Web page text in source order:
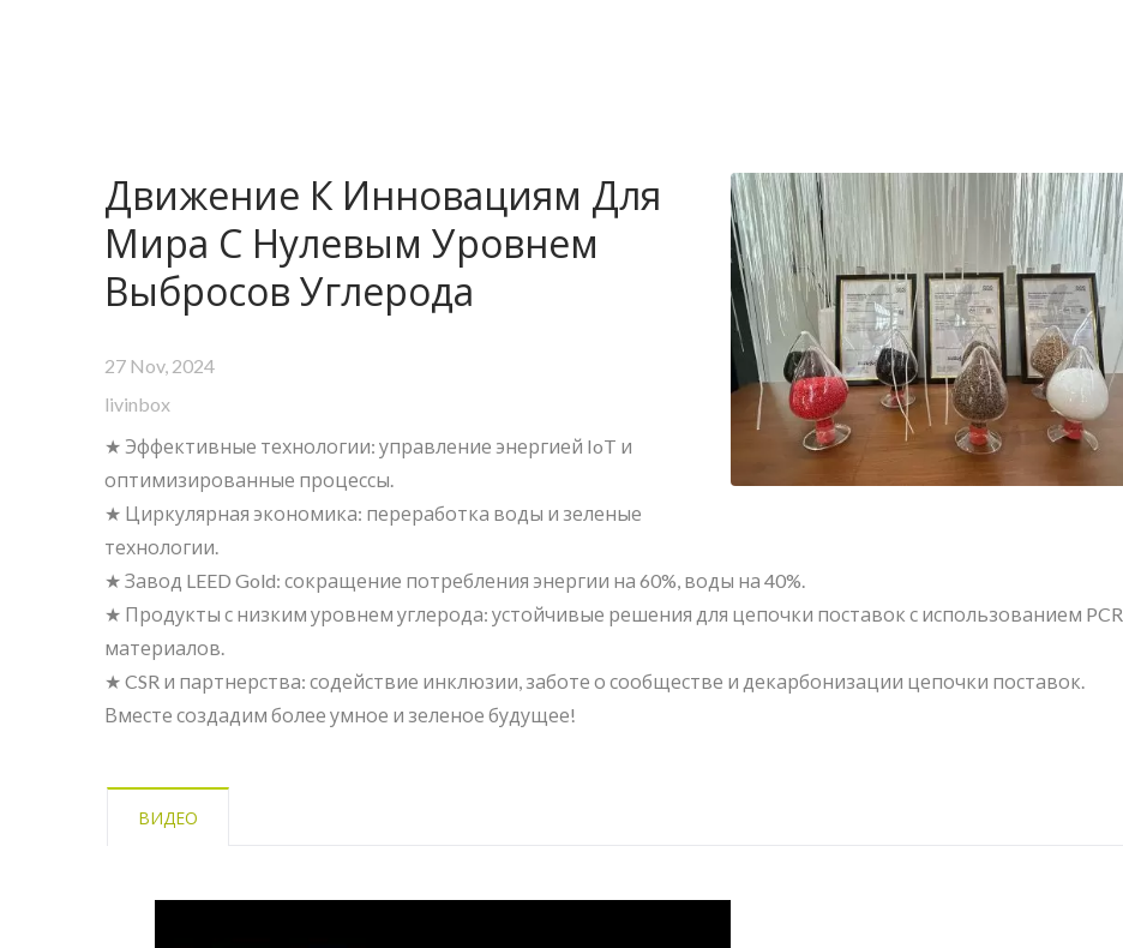
Движение К Инновациям Для
Мира С Нулевым Уровнем
Выбросов Углерода
27 Nov, 2024
livinbox
★ Эффективные технологии: управление энергией IoT и
оптимизированные процессы.
★ Циркулярная экономика: переработка воды и зеленые
технологии.
★ Завод LEED Gold: сокращение потребления энергии на 60%, воды на 40%.
★ Продукты с низким уровнем углерода: устойчивые решения для цепочки поставок с использованием PCR
материалов.
★ CSR и партнерства: содействие инклюзии, заботе о сообществе и декарбонизации цепочки поставок.
Вместе создадим более умное и зеленое будущее!
ВИДЕО
BuBu-Storage-Bin
Контейнер Для Хранения
BuBu-Storage-Bin